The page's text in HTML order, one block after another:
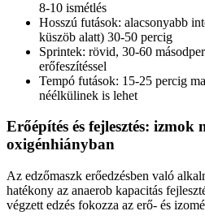
8-10 ismétlés
Hosszú futások: alacsonyabb
küszöb alatt) 30-50 percig
Sprintek: rövid, 30-60
erőfeszítéssel
Tempó futások: 15-25 percig
néélkülinek is lehet
Erőépítés és fejlesztés: izmok
oxigénhiányban
Az edzőmaszk erőedzésben való
hatékony az anaerob kapacitás
végzett edzés fokozza az erő- és